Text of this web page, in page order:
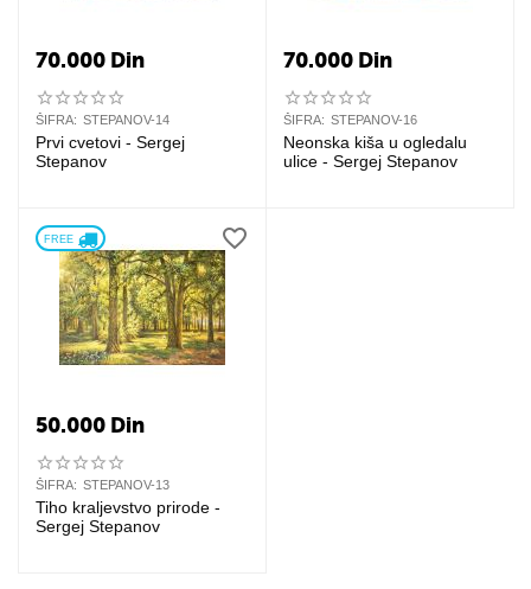
70.000 Din
ŠIFRA: STEPANOV-14
Prvi cvetovi - Sergej
Stepanov
70.000 Din
ŠIFRA: STEPANOV-16
Neonska kiša u ogledalu
ulice - Sergej Stepanov
FREE
50.000 Din
ŠIFRA: STEPANOV-13
Tiho kraljevstvo prirode -
Sergej Stepanov